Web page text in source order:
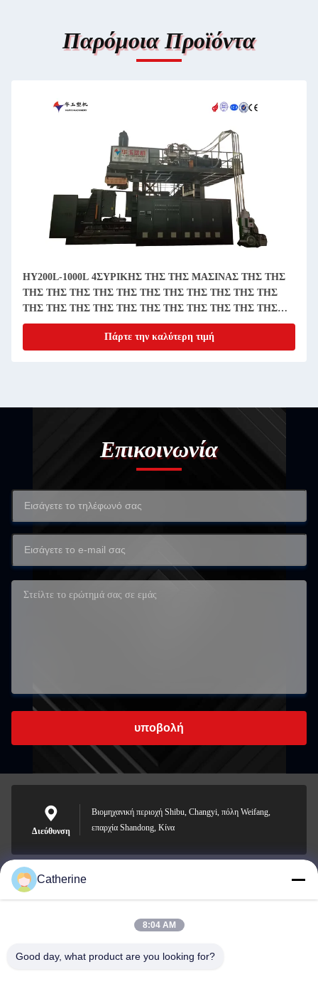
Παρόμοια Προϊόντα
HY200L-1000L 4ΣΥΡΙΚΗΣ ΤΗΣ ΤΗΣ ΜΑΣΙΝΑΣ ΤΗΣ ΤΗΣ
ΤΗΣ ΤΗΣ ΤΗΣ ΤΗΣ ΤΗΣ ΤΗΣ ΤΗΣ ΤΗΣ ΤΗΣ ΤΗΣ ΤΗΣ
ΤΗΣ ΤΗΣ ΤΗΣ ΤΗΣ ΤΗΣ ΤΗΣ ΤΗΣ ΤΗΣ ΤΗΣ ΤΗΣ ΤΗΣ
ΤΗΣ ΤΗΣ ΤΗΣ ΤΗΣ ΤΗΣ ΤΗΣ ΤΗΣ ΤΗΣ ΤΗΣ ΤΗΣ ΤΗΣ
ΤΗΣ ΤΗΣ ΤΗΣ ΤΗΣ ΤΗΣ ΤΗΣ ΤΗΣ ΤΗΣ ΤΗΣ ΤΗΣ ΤΗΣ
Πάρτε την καλύτερη τιμή
Επικοινωνία
υποβολή
Διεύθυνση
Βιομηχανική περιοχή Shibu, Changyi, πόλη Weifang,
επαρχία Shandong, Κίνα
padraic@huayumachine.cn
Catherine
8:04 AM
Good day, what product are you looking for?